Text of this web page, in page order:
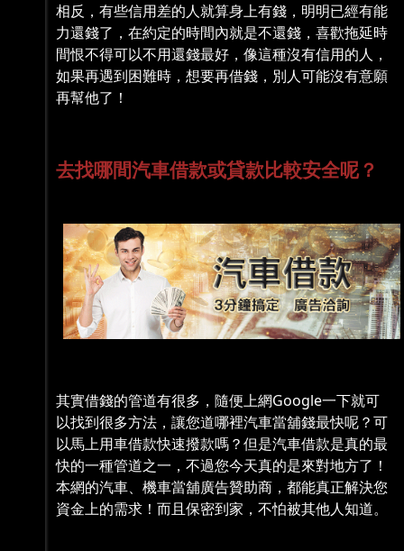
相反，有些信用差的人就算身上有錢，明明已經有能
力還錢了，在約定的時間內就是不還錢，喜歡拖延時
間恨不得可以不用還錢最好，像這種沒有信用的人，
如果再遇到困難時，想要再借錢，別人可能沒有意願
再幫他了！
去找哪間汽車借款或貸款比較安全呢？
其實借錢的管道有很多，隨便上網Google一下就可
以找到很多方法，讓您道哪裡汽車當舖錢最快呢？可
以馬上用車借款快速撥款嗎？但是汽車借款是真的最
快的一種管道之一，不過您今天真的是來對地方了！
本網的汽車、機車當舖廣告贊助商，都能真正解決您
資金上的需求！而且保密到家，不怕被其他人知道。